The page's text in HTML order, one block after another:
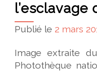
l’esclavage
Publié le 2 mars
Image extraite
Photothèque